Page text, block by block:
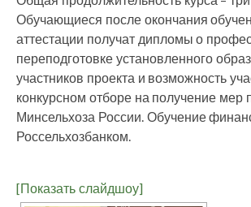
Обучающиеся после окончания
аттестации получат дипломы о
переподготовке установленного
участников проекта и возможность
конкурсном отборе на получение мер
Минсельхоза России. Обучение
Россельхозбанком.
[Показать слайдшоу]